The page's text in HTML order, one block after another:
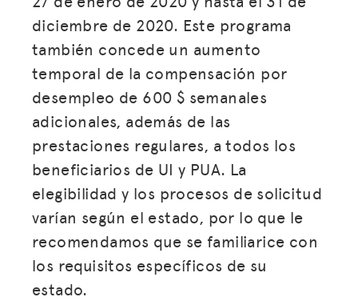
diciembre de 2020. Este programa
también concede un aumento
temporal de la compensación por
desempleo de 600 $ semanales
adicionales, además de las
prestaciones regulares, a todos los
beneficiarios de UI y PUA. La
elegibilidad y los procesos de solicitud
varían según el estado, por lo que le
recomendamos que se familiarice con
los requisitos específicos de su
estado.